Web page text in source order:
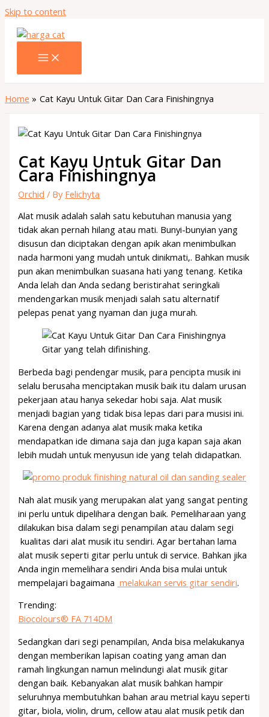
Skip to content
Home Cat Kayu Untuk Gitar Dan Cara Finishingnya
Cat Kayu Untuk Gitar Dan
Cara Finishingnya
Orchid / By Felichyta
Alat musik adalah salah satu kebutuhan manusia yang
tidak akan pernah hilang atau mati. Bunyi-bunyian yang
disusun dan diciptakan dengan apik akan menimbulkan
nada harmoni yang mudah untuk dinikmati,. Bahkan musik
pun akan menimbulkan suasana hati yang tenang. Ketika
Anda lelah dan Anda sedang beristirahat seringkali
mendengarkan musik menjadi salah satu alternatif
pelepas penat yang nyaman dan juga murah.
Gitar yang telah difinishing.
Berbeda bagi pendengar musik, para pencipta musik ini
selalu berusaha menciptakan musik baik itu dalam urusan
pekerjaan atau hanya sekedar hobi saja. Alat musik
menjadi bagian yang tidak bisa lepas dari para musisi ini.
Karena dengan adanya alat musik maka ketika
mendapatkan ide dimana saja dan juga kapan saja akan
lebih mudah untuk menyusun ide yang telah didapatkan.
Nah alat musik yang merupakan alat yang sangat penting
ini perlu untuk dipelihara dengan baik. Pemeliharaan yang
dilakukan bisa dalam segi penampilan atau dalam segi
kualitas dari alat musik itu sendiri. Agar bertahan lama
alat musik seperti gitar perlu untuk di service. Bahkan jika
Anda ingin memelihara sendiri Anda bisa mulai untuk
mempelajari bagaimana melakukan servis gitar sendiri.
Trending:
Biocolours® FA 714DM
Sedangkan dari segi penampilan, Anda bisa melakukanya
dengan memberikan lapisan coating yang aman dan
ramah lingkungan namun melindungi alat musik gitar
dengan baik. Kebanyakan alat musik bahkan hampir
seluruhnya membutuhkan bahan arau metrial kayu seperti
gitar, biola, violin, drum, cellow atau alat musik petik dan